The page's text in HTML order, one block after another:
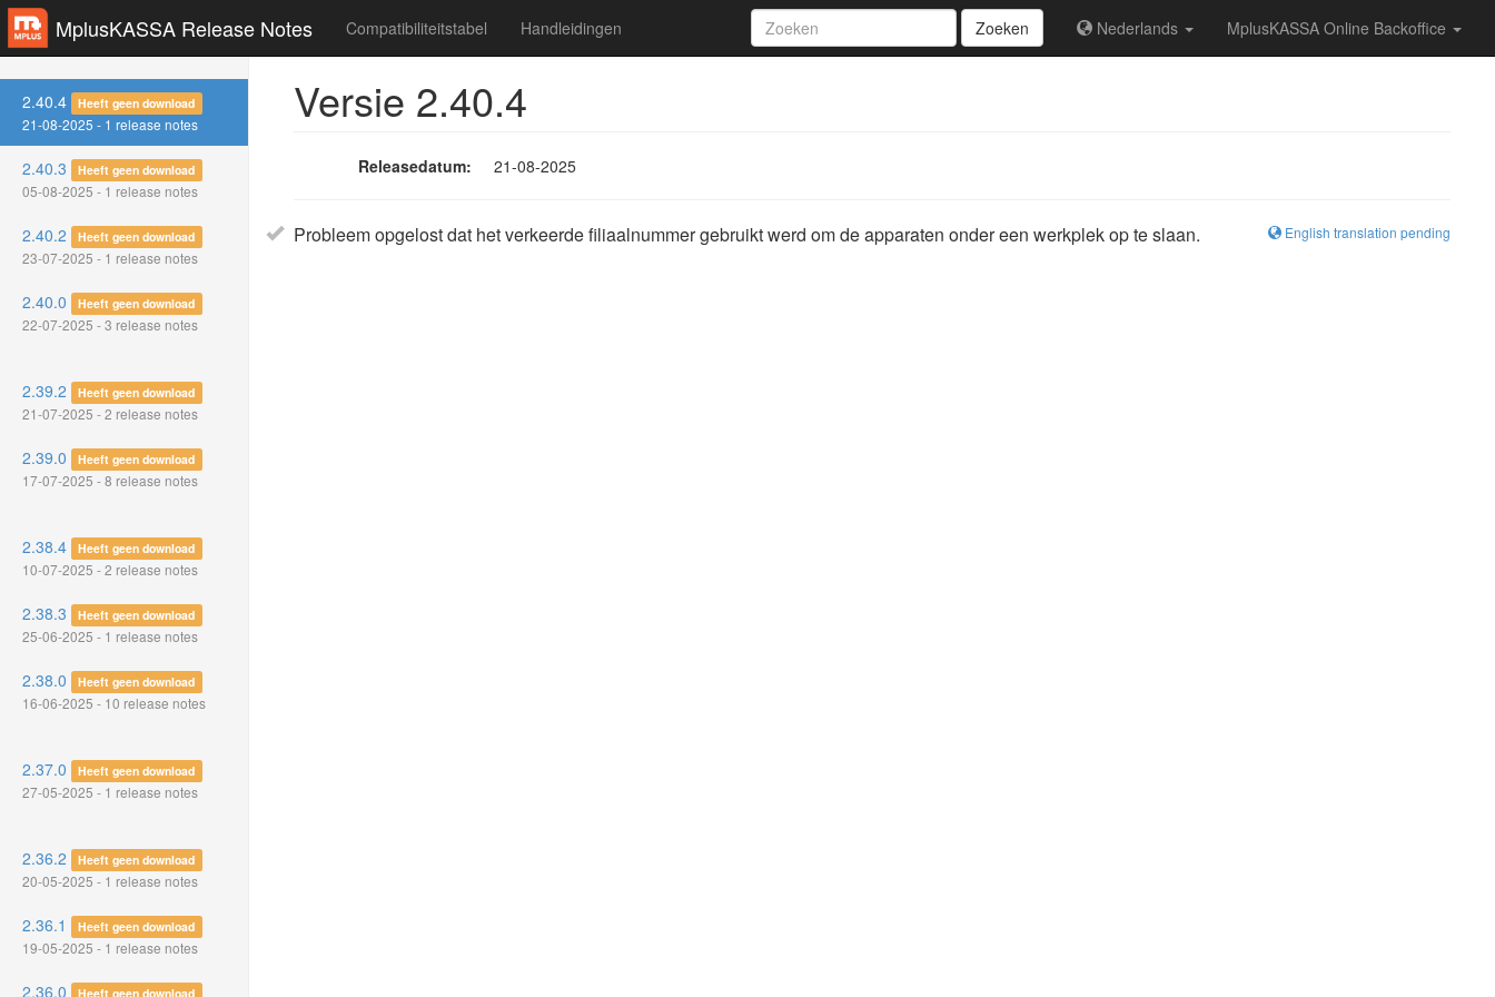
MplusKASSA Release Notes Zoeken Nederlands MplusKASSA Online Backoffice
Compatibiliteitstabel Handleidingen
2.40.4 Heeft geen download
21-08-2025 - 1 release notes
2.40.3 Heeft geen download
05-08-2025 - 1 release notes
2.40.2 Heeft geen download
23-07-2025 - 1 release notes
2.40.0 Heeft geen download
22-07-2025 - 3 release notes
2.39.2 Heeft geen download
21-07-2025 - 2 release notes
2.39.0 Heeft geen download
17-07-2025 - 8 release notes
2.38.4 Heeft geen download
10-07-2025 - 2 release notes
2.38.3 Heeft geen download
25-06-2025 - 1 release notes
2.38.0 Heeft geen download
16-06-2025 - 10 release notes
2.37.0 Heeft geen download
27-05-2025 - 1 release notes
2.36.2 Heeft geen download
20-05-2025 - 1 release notes
2.36.1 Heeft geen download
19-05-2025 - 1 release notes
2.36.0 Heeft geen download
Versie 2.40.4
Releasedatum: 21-08-2025
English translation pending
Probleem opgelost dat het verkeerde filiaalnummer gebruikt werd om de apparaten onder een werkplek op te slaan.